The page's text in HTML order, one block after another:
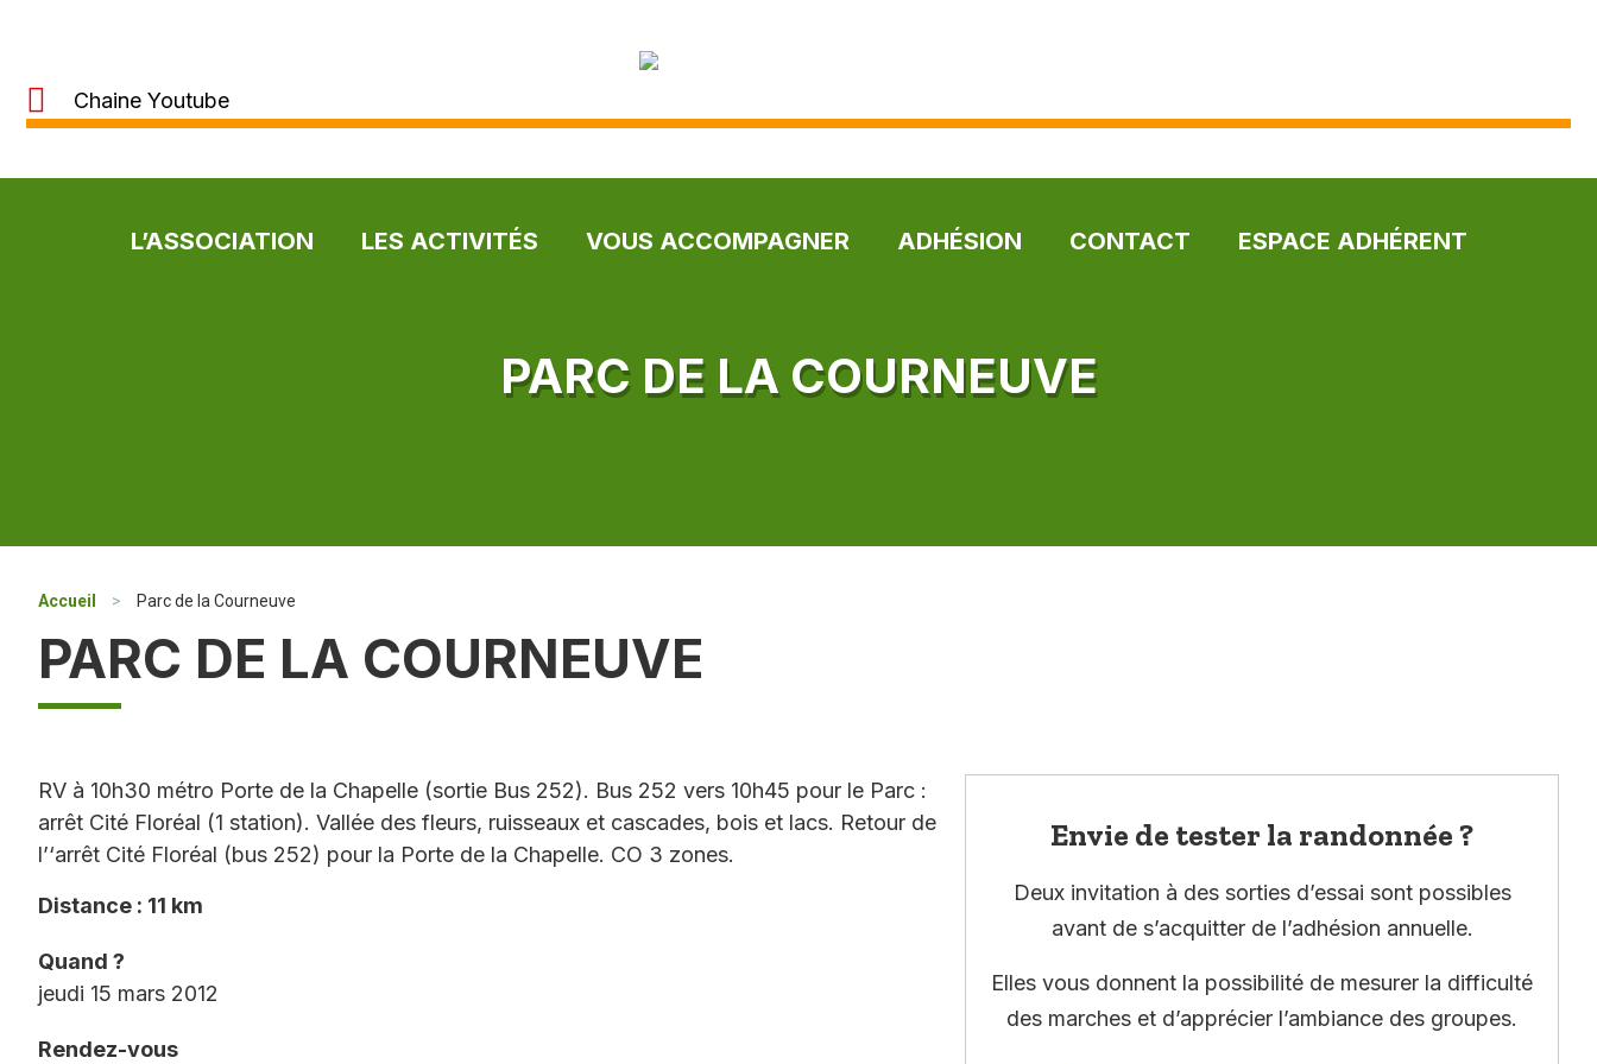
Chaine Youtube
L’ASSOCIATION LES ACTIVITÉS VOUS ACCOMPAGNER ADHÉSION CONTACT ESPACE ADHÉRENT
PARC DE LA COURNEUVE
Accueil > Parc de la Courneuve
PARC DE LA COURNEUVE
RV à 10h30 métro Porte de la Chapelle (sortie Bus 252). Bus 252 vers 10h45 pour le Parc :
arrêt Cité Floréal (1 station). Vallée des fleurs, ruisseaux et cascades, bois et lacs. Retour de
l’‘arrêt Cité Floréal (bus 252) pour la Porte de la Chapelle. CO 3 zones.
Distance : 11 km
Quand ?
jeudi 15 mars 2012
Rendez-vous
Envie de tester la randonnée ?
Deux invitation à des sorties d’essai sont possibles
avant de s’acquitter de l’adhésion annuelle.
Elles vous donnent la possibilité de mesurer la difficulté
des marches et d’apprécier l’ambiance des groupes.